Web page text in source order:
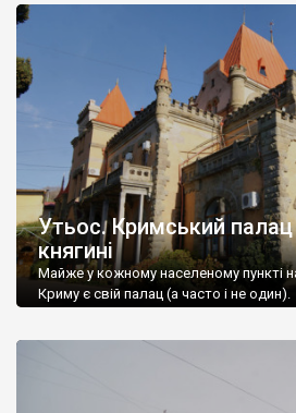
Утьос. Кримський палац
княгині
Майже у кожному населеному пункті
Криму є свій палац (а часто і не один).